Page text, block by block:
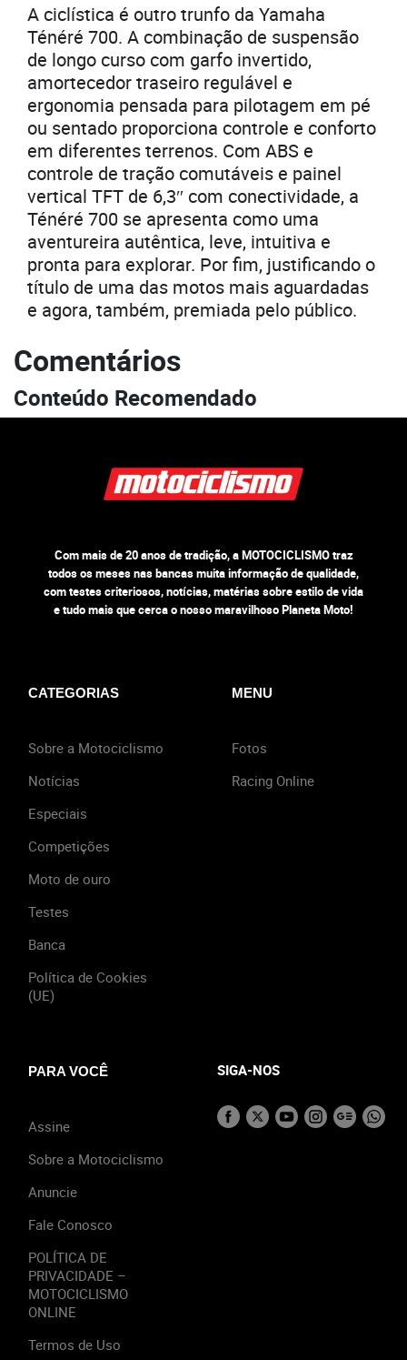
A ciclística é outro trunfo da Yamaha
Ténéré 700. A combinação de suspensão
de longo curso com garfo invertido,
amortecedor traseiro regulável e
ergonomia pensada para pilotagem em pé
ou sentado proporciona controle e conforto
em diferentes terrenos. Com ABS e
controle de tração comutáveis e painel
vertical TFT de 6,3″ com conectividade, a
Ténéré 700 se apresenta como uma
aventureira autêntica, leve, intuitiva e
pronta para explorar. Por fim, justificando o
título de uma das motos mais aguardadas
e agora, também, premiada pelo público.
Comentários
Conteúdo Recomendado
Com mais de 20 anos de tradição, a MOTOCICLISMO traz
todos os meses nas bancas muita informação de qualidade,
com testes criteriosos, notícias, matérias sobre estilo de vida
e tudo mais que cerca o nosso maravilhoso Planeta Moto!
CATEGORIAS
Sobre a Motociclismo
Notícias
Especiais
Competições
Moto de ouro
Testes
Banca
Política de Cookies
(UE)
MENU
Fotos
Racing Online
PARA VOCÊ
Assine
Sobre a Motociclismo
Anuncie
Fale Conosco
POLÍTICA DE
PRIVACIDADE –
MOTOCICLISMO
ONLINE
Termos de Uso
SIGA-NOS